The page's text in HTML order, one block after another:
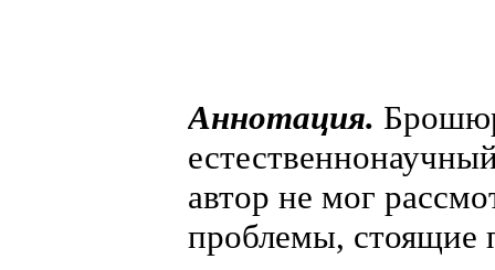
Аннотация.
автор не мог
проблемы, стоящие